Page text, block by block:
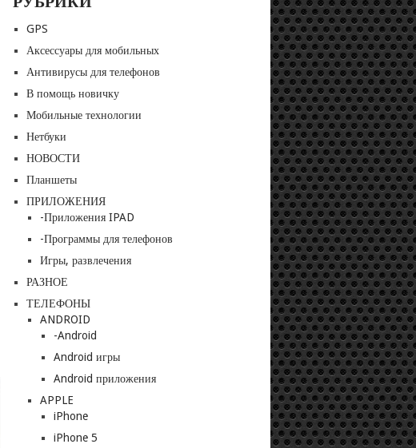
GPS
Аксессуары для мобильных
Антивирусы для телефонов
В помощь новичку
Мобильные технологии
Нетбуки
НОВОСТИ
Планшеты
ПРИЛОЖЕНИЯ
-Приложения IPAD
-Программы для телефонов
Игры, развлечения
РАЗНОЕ
ТЕЛЕФОНЫ
ANDROID
-Android
Android игры
Android приложения
APPLE
iPhone
iPhone 5